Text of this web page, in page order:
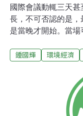
國際會議動輒三天
長，不可否認的是
是當晚才開始。當
過。也因此在國際
料，但是還是可以
擔心異樣眼光(因為
爾摩召開的國際產
Industrial Ecology
鍾國輝 環境經濟